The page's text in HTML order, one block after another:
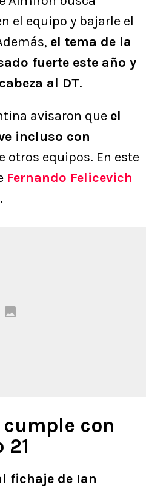
el equipo y bajarle el
el tema de la
fuerte este año y
al DT.
avisaron que el
incluso con
otros equipos. En este
Fernando Felicevich
con
fichaje de Ian